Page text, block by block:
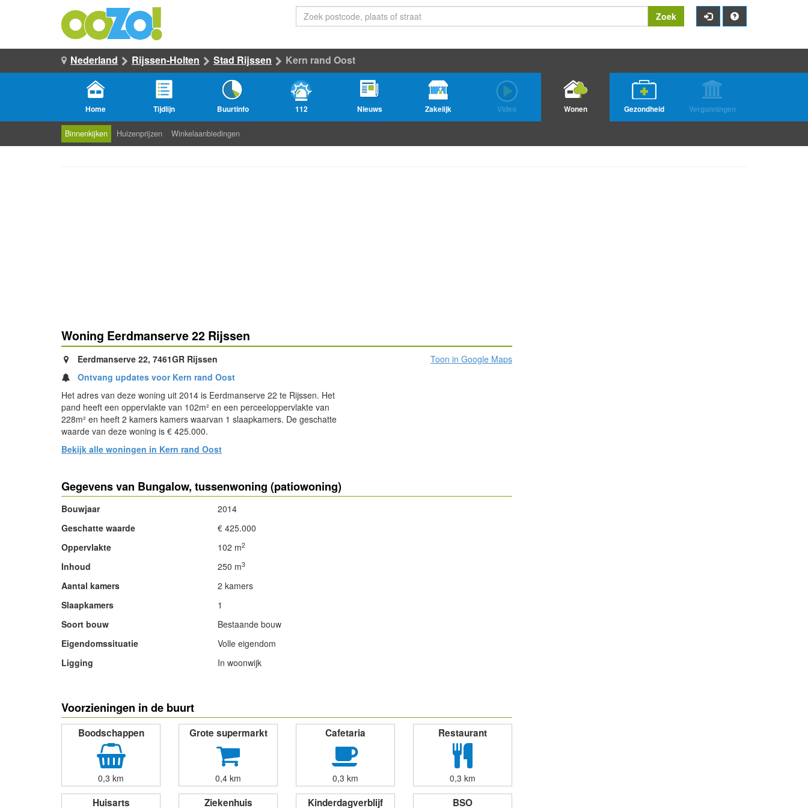
Zoek
Nederland Rijssen-Holten Stad Rijssen Kern rand Oost
Home Tijdlijn Buurtinfo 112 Nieuws Zakelijk Video Wonen Gezondheid Vergunningen
Binnenkijken Huizenprijzen Winkelaanbiedingen
Woning Eerdmanserve 22 Rijssen
Eerdmanserve 22, 7461GR Rijssen
Ontvang updates voor Kern rand Oost
Het adres van deze woning uit 2014 is Eerdmanserve 22 te Rijssen. Het
pand heeft een oppervlakte van 102m² en een perceeloppervlakte van
228m² en heeft 2 kamers kamers waarvan 1 slaapkamers. De geschatte
waarde van deze woning is € 425.000.
Bekijk alle woningen in Kern rand Oost
Toon in Google Maps
Gegevens van Bungalow, tussenwoning (patiowoning)
Bouwjaar
2014
Geschatte waarde
€ 425.000
Oppervlakte
102 m2
Inhoud 250 m3
Aantal kamers
2 kamers
Slaapkamers
1
Soort bouw
Bestaande bouw
Eigendomssituatie
Volle eigendom
Ligging
In woonwijk
Voorzieningen in de buurt
Boodschappen
0,3 km
Grote supermarkt
0,4 km
Cafetaria
0,3 km
Restaurant
0,3 km
Huisarts Ziekenhuis Kinderdagverblijf BSO